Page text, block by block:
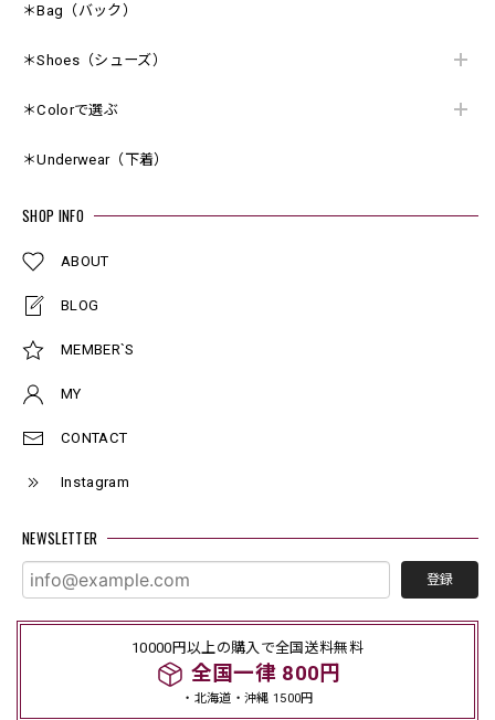
＊Bag（バック）
＊Shoes（シューズ）
＊Colorで選ぶ
＊Underwear（下着）
SHOP INFO
ABOUT
BLOG
MEMBER`S
MY
CONTACT
Instagram
NEWSLETTER
登録
10000円以上の購入で全国送料無料
全国一律 800円
・北海道・沖縄 1500円